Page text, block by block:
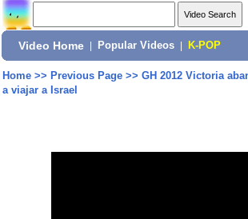
Video Home Popular Videos K-POP
Home>> Previous Page>> GH 2012 Victoria
a viajar a Israel